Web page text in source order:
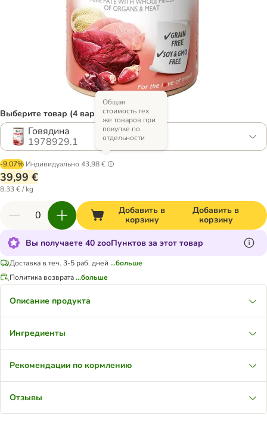
Выберите товар (4 вариантов)
Говядина
1978929.1
-9.07% Индивидуально 43,98 €
Общая
стоимость тех
же товаров при
покупке по
отдельности
39,99 €
8,33 € / kg
Добавить в
корзину
Добавить в
корзину
Вы получаете 40 zooПунктов за этот товар
Доставка в теч. 3-5 раб. дней ...больше
Политика возврата...больше
Описание продукта
Ингредиенты
Рекомендации по кормлению
Отзывы